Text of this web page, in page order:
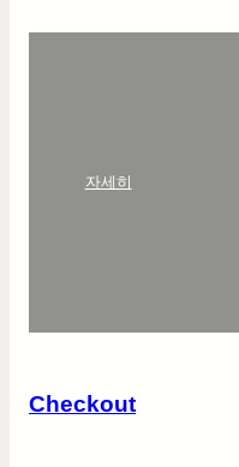
자세히
Checkout